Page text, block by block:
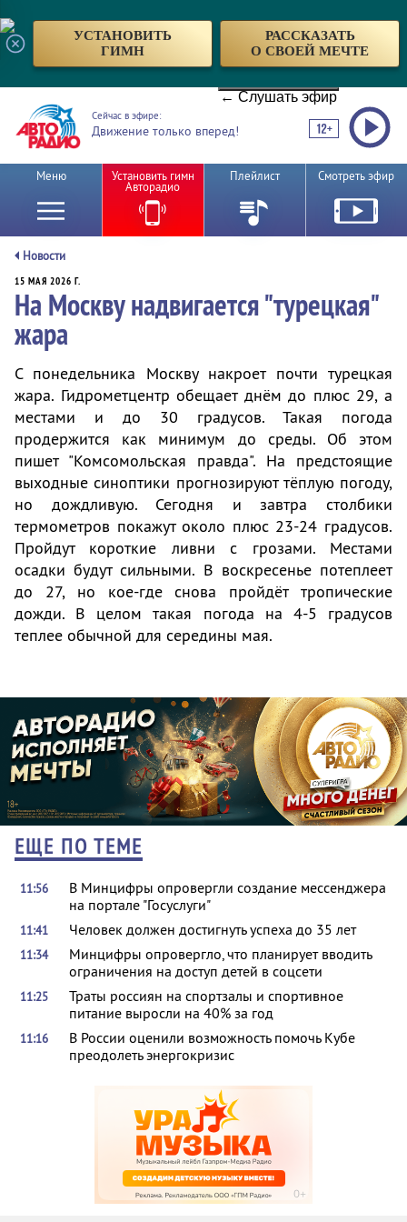
УСТАНОВИТЬ
ГИМН
РАССКАЗАТЬ
О СВОЕЙ МЕЧТЕ
← Слушать эфир
Сейчас в эфире:
Движение только вперед!
Меню Установить гимн
Авторадио
Плейлист Смотреть эфир
Новости
15 МАЯ 2026 Г.
На Москву надвигается "турецкая"
жара
С понедельника Москву накроет почти турецкая
жара. Гидрометцентр обещает днём до плюс 29, а
местами и до 30 градусов. Такая погода
продержится как минимум до среды. Об этом
пишет "Комсомольская правда". На предстоящие
выходные синоптики прогнозируют тёплую погоду,
но дождливую. Сегодня и завтра столбики
термометров покажут около плюс 23-24 градусов.
Пройдут короткие ливни с грозами. Местами
осадки будут сильными. В воскресенье потеплеет
до 27, но кое-где снова пройдёт тропические
дожди. В целом такая погода на 4-5 градусов
теплее обычной для середины мая.
ЕЩЕ ПО ТЕМЕ
11:56
В Минцифры опровергли создание мессенджера
на портале "Госуслуги"
11:41 Человек должен достигнуть успеха до 35 лет
11:34
Минцифры опровергло, что планирует вводить
ограничения на доступ детей в соцсети
11:25
Траты россиян на спортзалы и спортивное
питание выросли на 40% за год
11:16
В России оценили возможность помочь Кубе
преодолеть энергокризис